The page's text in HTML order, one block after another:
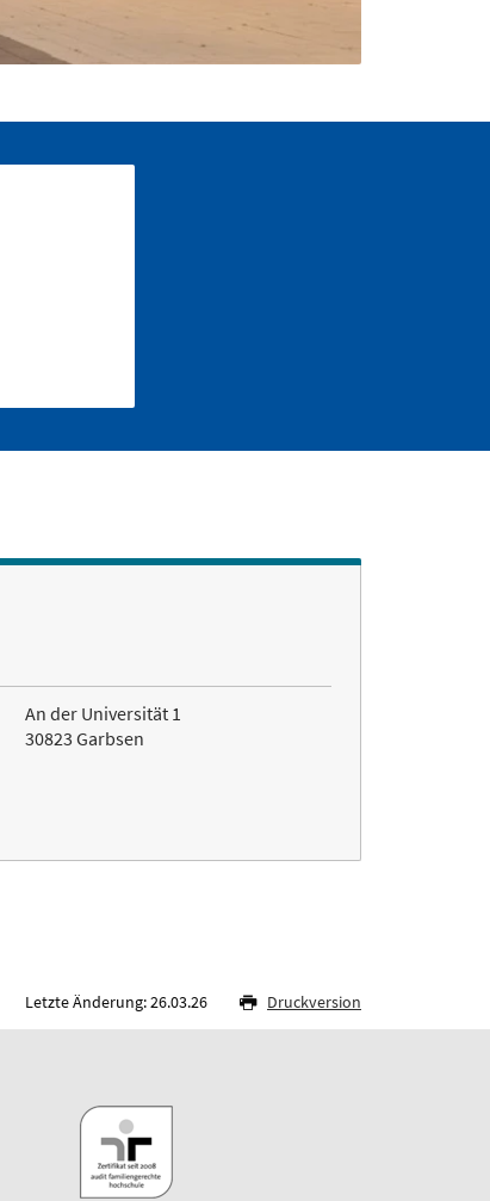
An der Universität 1
30823 Garbsen
Letzte Änderung: 26.03.26 Druckversion